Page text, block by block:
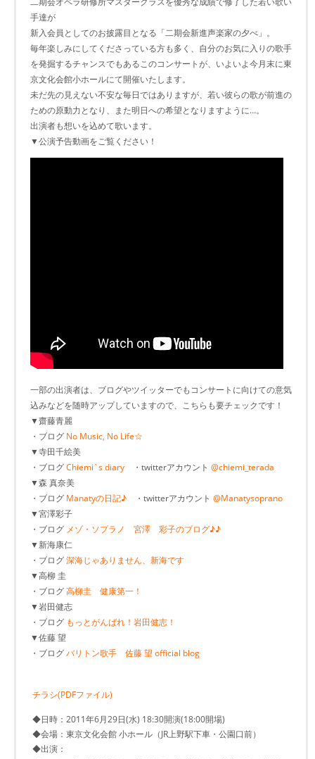
手達が
新入会員としてのお披露目となる「二期会新進声楽家の夕べ」。
毎年楽しみにしてくださっている方も多く、自分のお気に入りの歌手
を発掘するチャンスでもあるこのコンサートが、いよいよ今月末に東
京文化会館小ホールにて開催いたします。
未だ先の見えない不安な毎日ではありますが、若い彼らの歌が前進の
ための原動力となり、また明日への希望となりますように…。
出演者も想いを込めて歌います。
▼公演予告動画をご覧ください！
一部の出演者は、ブログやツイッターでもコンサートに向けての意気
込みなどを随時アップしていますので、こちらも要チェックです！
▼齋藤青麗
・ブログ No Music, No Life☆
▼寺田千絵美
・ブログChiemi`s diary ・twitterアカウント @chiemi_terada
▼森 真奈美
・ブログ Manatyの日記♪ ・twitterアカウント @Manatysoprano
▼宮澤彩子
・ブログ メゾ・ソプラノ 宮澤 彩子のブログ♪♪
▼新海康仁
・ブログ深海じゃありません、新海です
▼高柳 圭
・ブログ高柳圭 健康第一！
▼岩田健志
・ブログ もっとがんばれ！岩田健志！
▼佐藤 望
・ブログバリトン歌手 佐藤 望 official blog
チラシ(PDFファイル)
◆日時：2011年6月29日(水) 18:30開演(18:00開場)
◆会場：東京文化会館 小ホール（JR上野駅下車・公園口前）
◆出演：